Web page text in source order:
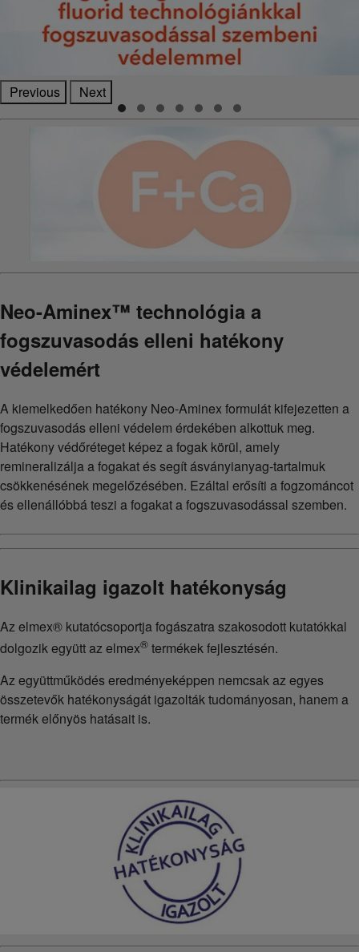
Previous Next
Neo-Aminex™ technológia a
fogszuvasodás elleni hatékony
védelemért
A kiemelkedően hatékony Neo-Aminex formulát kifejezetten a
fogszuvasodás elleni védelem érdekében alkottuk meg.
Hatékony védőréteget képez a fogak körül, amely
remineralizálja a fogakat és segít ásványianyag-tartalmuk
csökkenésének megelőzésében. Ezáltal erősíti a fogzománcot
és ellenállóbbá teszi a fogakat a fogszuvasodással szemben.
Klinikailag igazolt hatékonyság
Az elmex® kutatócsoportja fogászatra szakosodott kutatókkal
dolgozik együtt az elmex® termékek fejlesztésén.
Az együttműködés eredményeképpen nemcsak az egyes
összetevők hatékonyságát igazolták tudományosan, hanem a
termék előnyös hatásait is.